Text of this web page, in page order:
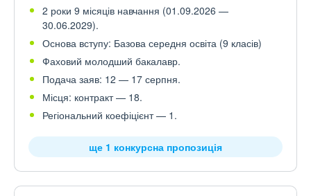
2 роки 9 місяців навчання (01.09.2026 —
30.06.2029).
Основа вступу: Базова середня освіта (9 класів)
Фаховий молодший бакалавр.
Подача заяв: 12 — 17 серпня.
Місця: контракт — 18.
Регіональний коефіцієнт — 1.
ще 1 конкурсна пропозиція